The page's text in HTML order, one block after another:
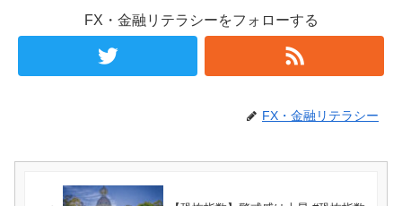
FX・金融リテラシーをフォローする
FX・金融リテラシー